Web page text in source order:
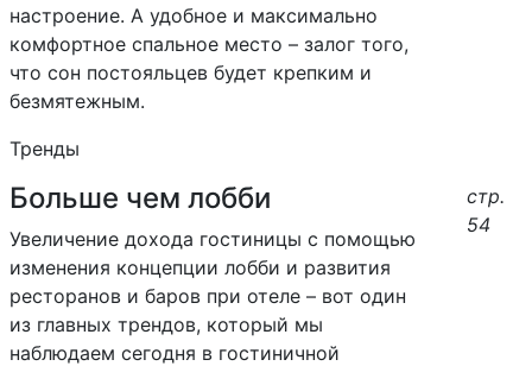
настроение. А удобное и максимально
комфортное спальное место – залог того,
что сон постояльцев будет крепким и
безмятежным.
Тренды
Больше чем лобби
Увеличение дохода гостиницы с помощью
изменения концепции лобби и развития
ресторанов и баров при отеле – вот один
из главных трендов, который мы
наблюдаем сегодня в гостиничной
стр.
54